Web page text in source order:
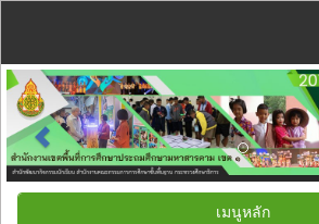
Previous
เมนูหลัก